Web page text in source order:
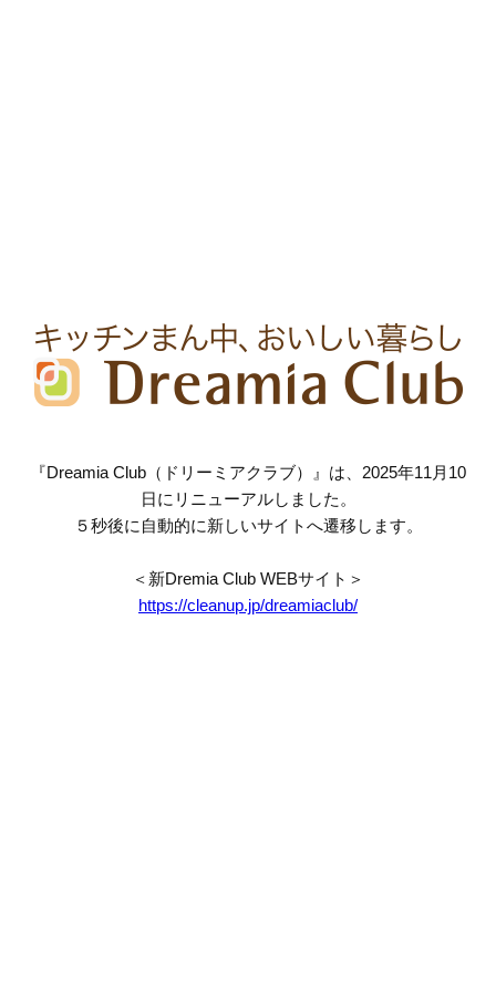
『Dreamia Club（ドリーミアクラブ）』は、2025年11月10
日にリニューアルしました。
５秒後に自動的に新しいサイトへ遷移します。
＜新Dremia Club WEBサイト＞
https://cleanup.jp/dreamiaclub/